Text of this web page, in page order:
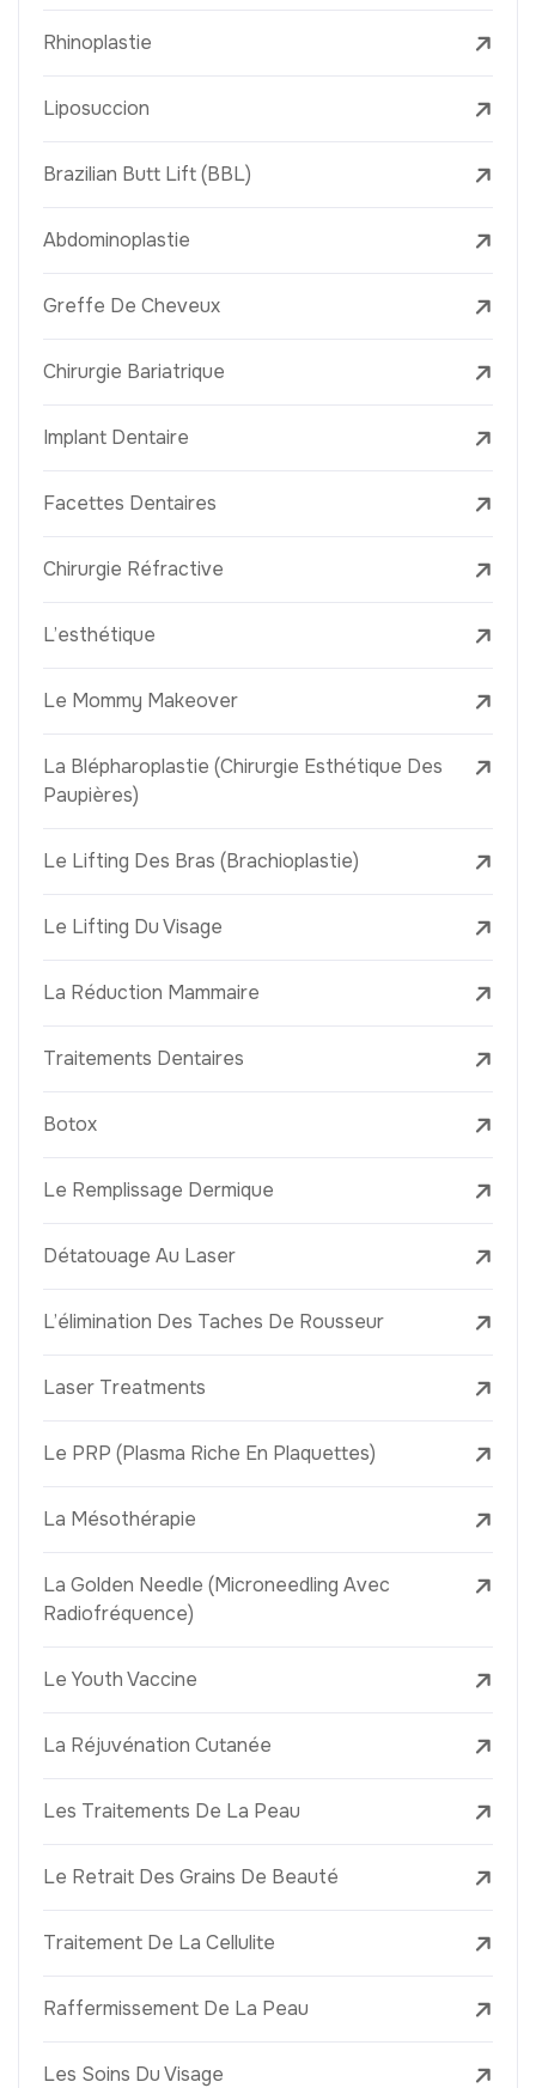
Rhinoplastie
Liposuccion
Brazilian Butt Lift (BBL)
Abdominoplastie
Greffe De Cheveux
Chirurgie Bariatrique
Implant Dentaire
Facettes Dentaires
Chirurgie Réfractive
L’esthétique
Le Mommy Makeover
La Blépharoplastie (Chirurgie Esthétique Des
Paupières)
Le Lifting Des Bras (Brachioplastie)
Le Lifting Du Visage
La Réduction Mammaire
Traitements Dentaires
Botox
Le Remplissage Dermique
Détatouage Au Laser
L’élimination Des Taches De Rousseur
Laser Treatments
Le PRP (Plasma Riche En Plaquettes)
La Mésothérapie
La Golden Needle (Microneedling Avec
Radiofréquence)
Le Youth Vaccine
La Réjuvénation Cutanée
Les Traitements De La Peau
Le Retrait Des Grains De Beauté
Traitement De La Cellulite
Raffermissement De La Peau
Les Soins Du Visage